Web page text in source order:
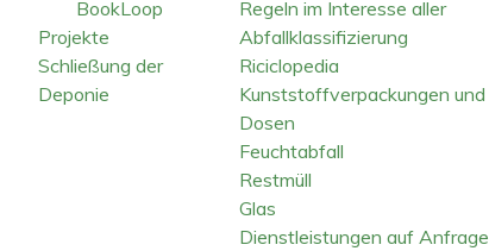
BookLoop
Projekte
Schließung der
Deponie
Regeln im Interesse aller
Abfallklassifizierung
Riciclopedia
Kunststoffverpackungen und
Dosen
Feuchtabfall
Restmüll
Glas
Dienstleistungen auf Anfrage